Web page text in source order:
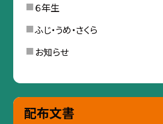
６年生
ふじ・うめ・さくら
お知らせ
配布文書